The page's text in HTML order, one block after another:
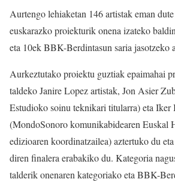
Aurtengo lehiaketan 146 artistak eman
euskarazko proiekturik onena izateko
eta 10ek BBK-Berdintasun saria jasotzeko
Aurkeztutako proiektu guztiak epaimahai
taldeko Janire Lopez artistak, Jon Asier
Estudioko soinu teknikari titularra) eta Iker
(MondoSonoro komunikabidearen Euskal
edizioaren koordinatzailea) aztertuko du
diren finalera erabakiko du. Kategoria
talderik onenaren kategoriako eta BBK-